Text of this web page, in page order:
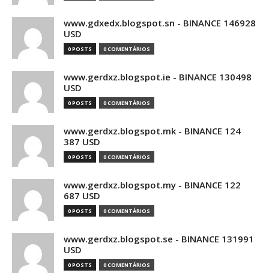
www.gdxedx.blogspot.sn - BINANCE 146928
USD
0 POSTS 0 COMENTÁRIOS
www.gerdxz.blogspot.ie - BINANCE 130498
USD
0 POSTS 0 COMENTÁRIOS
www.gerdxz.blogspot.mk - BINANCE 124
387 USD
0 POSTS 0 COMENTÁRIOS
www.gerdxz.blogspot.my - BINANCE 122
687 USD
0 POSTS 0 COMENTÁRIOS
www.gerdxz.blogspot.se - BINANCE 131991
USD
0 POSTS 0 COMENTÁRIOS